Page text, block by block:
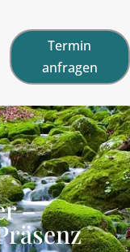
Termin
anfragen
–